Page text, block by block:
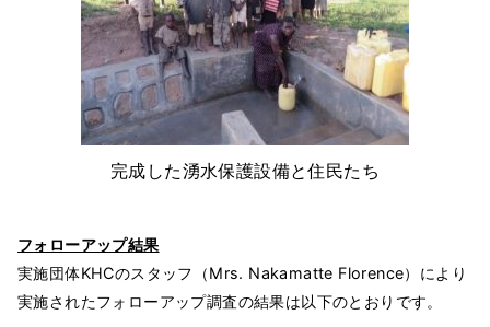
完成した湧水保護設備と住民たち
フォローアップ結果
実施団体KHCのスタッフ（Mrs. Nakamatte Florence）により
実施されたフォローアップ調査の結果は以下のとおりです。